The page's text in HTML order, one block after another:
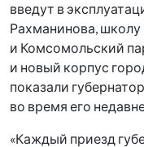
введут в
Рахманинова,
и Комсомольский
и новый корпус
показали
во время его
«Каждый приезд